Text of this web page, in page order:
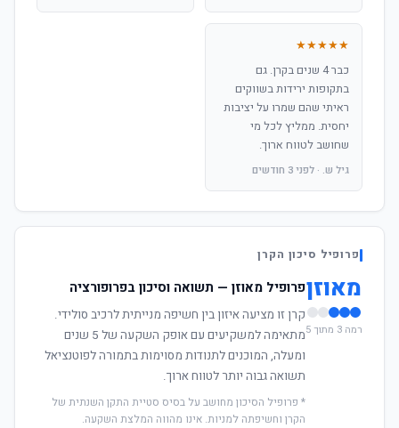
★★★★★
כבר 4 שנים בקרן. גם
בתקופות ירידות בשווקים
ראיתי שהם שמרו על יציבות
יחסית. ממליץ לכל מי
שחושב לטווח ארוך.
גיל ש. · לפני 3 חודשים
פרופיל סיכון הקרן
מאוזן
רמה 3 מתוך 5
פרופיל מאוזן — תשואה וסיכון בפרופורציה
קרן זו מציעה איזון בין חשיפה מנייתית לרכיב סולידי.
מתאימה למשקיעים עם אופק השקעה של 5 שנים
ומעלה, המוכנים לתנודות מסוימות בתמורה לפוטנציאל
תשואה גבוה יותר לטווח ארוך.
* פרופיל הסיכון מחושב על בסיס סטיית התקן השנתית של
הקרן וחשיפתה למניות. אינו מהווה המלצת השקעה.